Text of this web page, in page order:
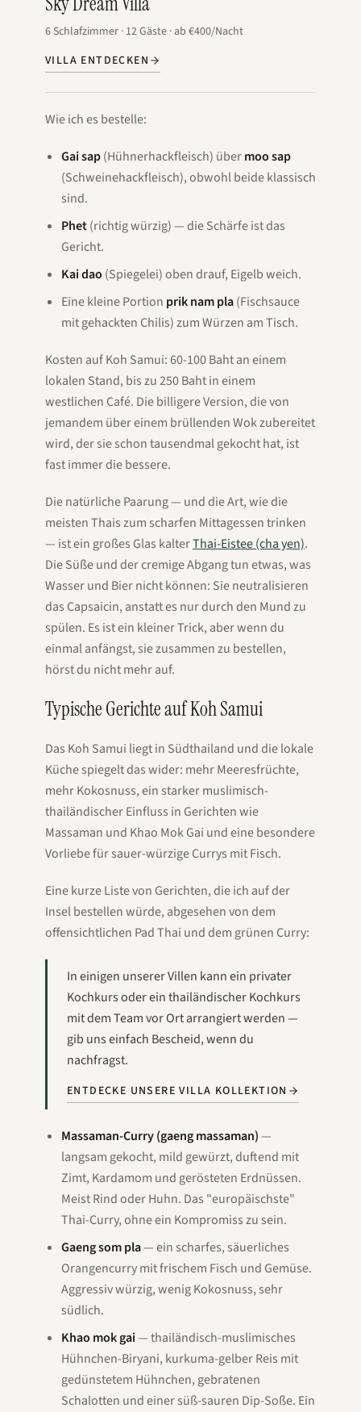
6 Schlafzimmer · 12Gäste ·ab €400/Nacht
VILLA ENTDECKEN
Wie ich es bestelle:
Gai sap(Hühnerhackfleisch) übermoo sap
(Schweinehackfleisch), obwohl beide klassisch
sind.
Phet(richtig würzig) — die Schärfe ist das
Gericht.
Kai dao (Spiegelei) oben drauf, Eigelb weich.
Eine kleine Portion prik nam pla(Fischsauce
mit gehackten Chilis) zum Würzen am Tisch.
Kosten auf Koh Samui: 60-100 Baht an einem
lokalen Stand, bis zu 250 Baht in einem
westlichen Café. Die billigere Version, die von
jemandem über einem brüllenden Wok zubereitet
wird, der sie schon tausendmal gekocht hat, ist
fast immer die bessere.
Die natürliche Paarung — und die Art, wie die
meisten Thais zum scharfen Mittagessen trinken
— ist ein großes Glas kalterThai-Eistee (cha yen).
Die Süße und der cremige Abgang tun etwas, was
Wasser und Bier nicht können: Sie neutralisieren
das Capsaicin, anstatt es nur durch den Mund zu
spülen. Es ist ein kleiner Trick, aber wenn du
einmal anfängst, sie zusammen zu bestellen,
hörst du nicht mehr auf.
Typische Gerichte auf Koh Samui
Das Koh Samui liegt in Südthailand und die lokale
Küche spiegelt das wider: mehr Meeresfrüchte,
mehr Kokosnuss, ein starker muslimisch-
thailändischer Einfluss in Gerichten wie
Massaman und Khao Mok Gai und eine besondere
Vorliebe für sauer-würzige Currys mit Fisch.
Eine kurze Liste von Gerichten, die ich auf der
Insel bestellen würde, abgesehen von dem
offensichtlichen Pad Thai und dem grünen Curry:
In einigen unserer Villen kann ein privater
Kochkurs oder ein thailändischer Kochkurs
mit dem Team vor Ort arrangiert werden —
gib uns einfach Bescheid, wenn du
nachfragst.
ENTDECKE UNSERE VILLA KOLLEKTION
Massaman-Curry (gaeng massaman)—
langsam gekocht, mild gewürzt, duftend mit
Zimt, Kardamom und gerösteten Erdnüssen.
Meist Rind oder Huhn. Das "europäischste"
Thai-Curry, ohne ein Kompromiss zu sein.
Gaeng som pla— ein scharfes, säuerliches
Orangencurry mit frischem Fisch und Gemüse.
Aggressiv würzig, wenig Kokosnuss, sehr
südlich.
Khao mok gai— thailändisch-muslimisches
Hühnchen-Biryani, kurkuma-gelber Reis mit
gedünstetem Hühnchen, gebratenen
Schalotten und einer süß-sauren Dip-Soße. Ein